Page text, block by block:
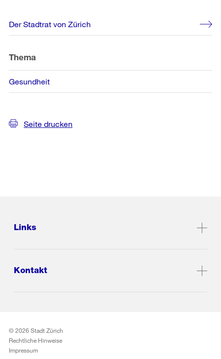
Weitere
Informationen
Der Stadtrat von Zürich
Thema
Gesundheit
Seite drucken
Links
Kontakt
© 2026 Stadt Zürich
Rechtliche Hinweise
Impressum